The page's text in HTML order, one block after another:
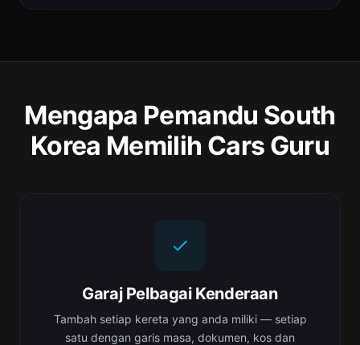
Mengapa Pemandu South
Korea Memilih Cars Guru
Garaj Pelbagai Kenderaan
Tambah setiap kereta yang anda miliki — setiap
satu dengan garis masa, dokumen, kos dan